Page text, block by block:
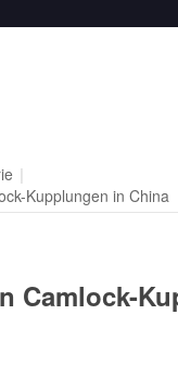
|
Kupplungen in China
Camlock-